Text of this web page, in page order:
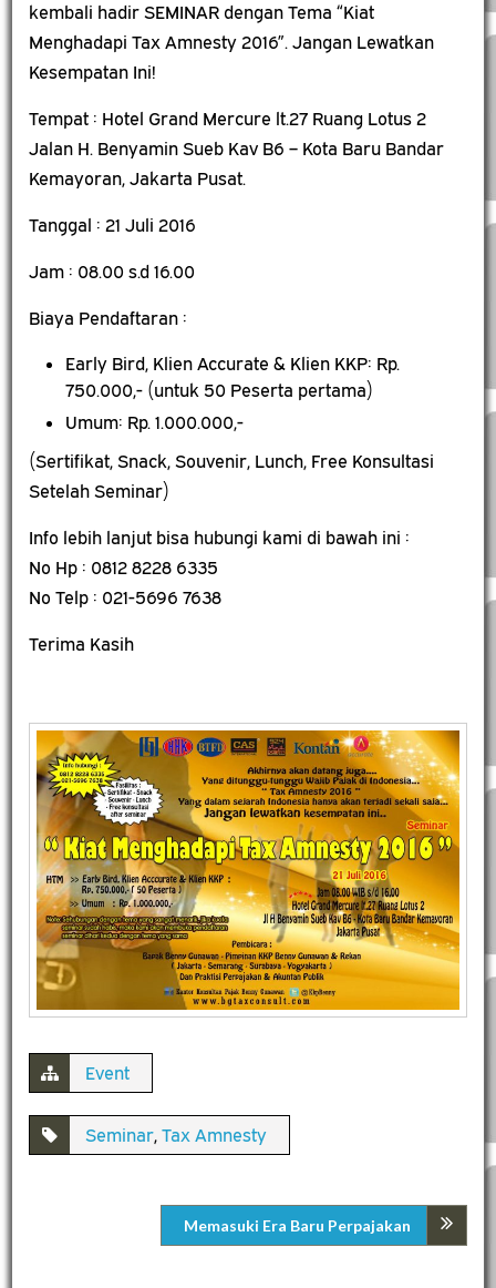
kembali hadir SEMINAR dengan Tema “Kiat
Menghadapi Tax Amnesty 2016”.Jangan Lewatkan
Kesempatan Ini!
Tempat : Hotel Grand Mercure lt.27 Ruang Lotus 2
Jalan H. Benyamin Sueb Kav B6 – Kota Baru Bandar
Kemayoran, Jakarta Pusat.
Tanggal : 21 Juli 2016
Jam : 08.00 s.d 16.00
Biaya Pendaftaran :
Early Bird, Klien Accurate & Klien KKP: Rp.
750.000,- (untuk 50 Peserta pertama)
Umum: Rp. 1.000.000,-
(Sertifikat, Snack, Souvenir, Lunch, Free Konsultasi
Setelah Seminar)
Info lebih lanjut bisa hubungi kami di bawah ini :
No Hp : 0812 8228 6335
No Telp : 021-5696 7638
Terima Kasih
Event
Seminar,Tax Amnesty
Memasuki Era Baru Perpajakan